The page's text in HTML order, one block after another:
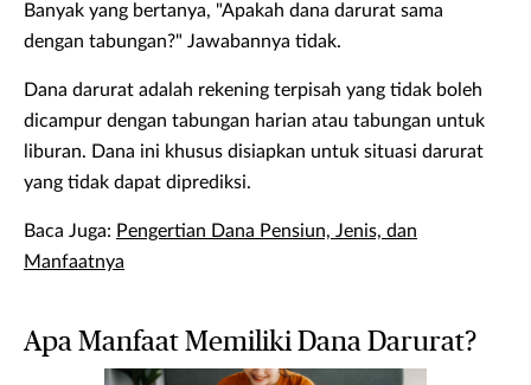
Banyak yang bertanya, "Apakah dana darurat sama
dengan tabungan?" Jawabannya tidak.
Dana darurat adalah rekening terpisah yang tidak boleh
dicampur dengan tabungan harian atau tabungan untuk
liburan. Dana ini khusus disiapkan untuk situasi darurat
yang tidak dapat diprediksi.
Baca Juga: Pengertian Dana Pensiun, Jenis, dan
Manfaatnya
Apa Manfaat Memiliki Dana Darurat?